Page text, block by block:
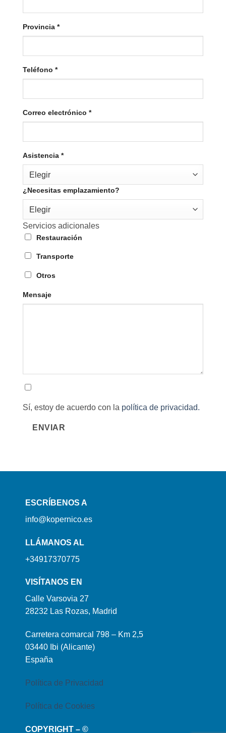
Provincia *
Teléfono *
Correo electrónico *
Asistencia *
Elegir
¿Necesitas emplazamiento?
Elegir
Servicios adicionales
Restauración
Transporte
Otros
Mensaje
Sí, estoy de acuerdo con la política de privacidad.
ENVIAR
ESCRÍBENOS A
info@kopernico.es
LLÁMANOS AL
+34917370775
VISÍTANOS EN
Calle Varsovia 27
28232 Las Rozas, Madrid
Carretera comarcal 798 – Km 2,5
03440 Ibi (Alicante)
España
Política de Privacidad
Política de Cookies
COPYRIGHT – ©